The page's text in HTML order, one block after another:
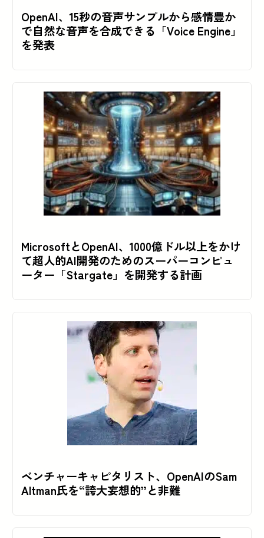
OpenAI、15秒の音声サンプルから感情豊か
で自然な音声を合成できる「Voice Engine」
を発表
MicrosoftとOpenAI、1000億ドル以上をかけ
て超人的AI開発のためのスーパーコンピュ
ーター「Stargate」を開発する計画
ベンチャーキャピタリスト、OpenAIのSam
Altman氏を“誇大妄想的”と非難